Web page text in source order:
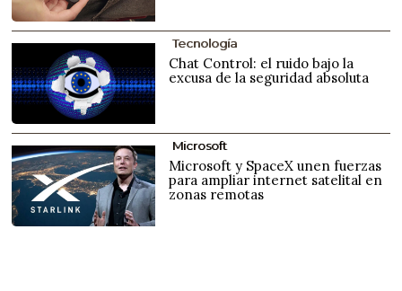
Tecnología
Chat Control: el ruido bajo la
excusa de la seguridad absoluta
Microsoft
Microsoft y SpaceX unen fuerzas
para ampliar internet satelital en
zonas remotas